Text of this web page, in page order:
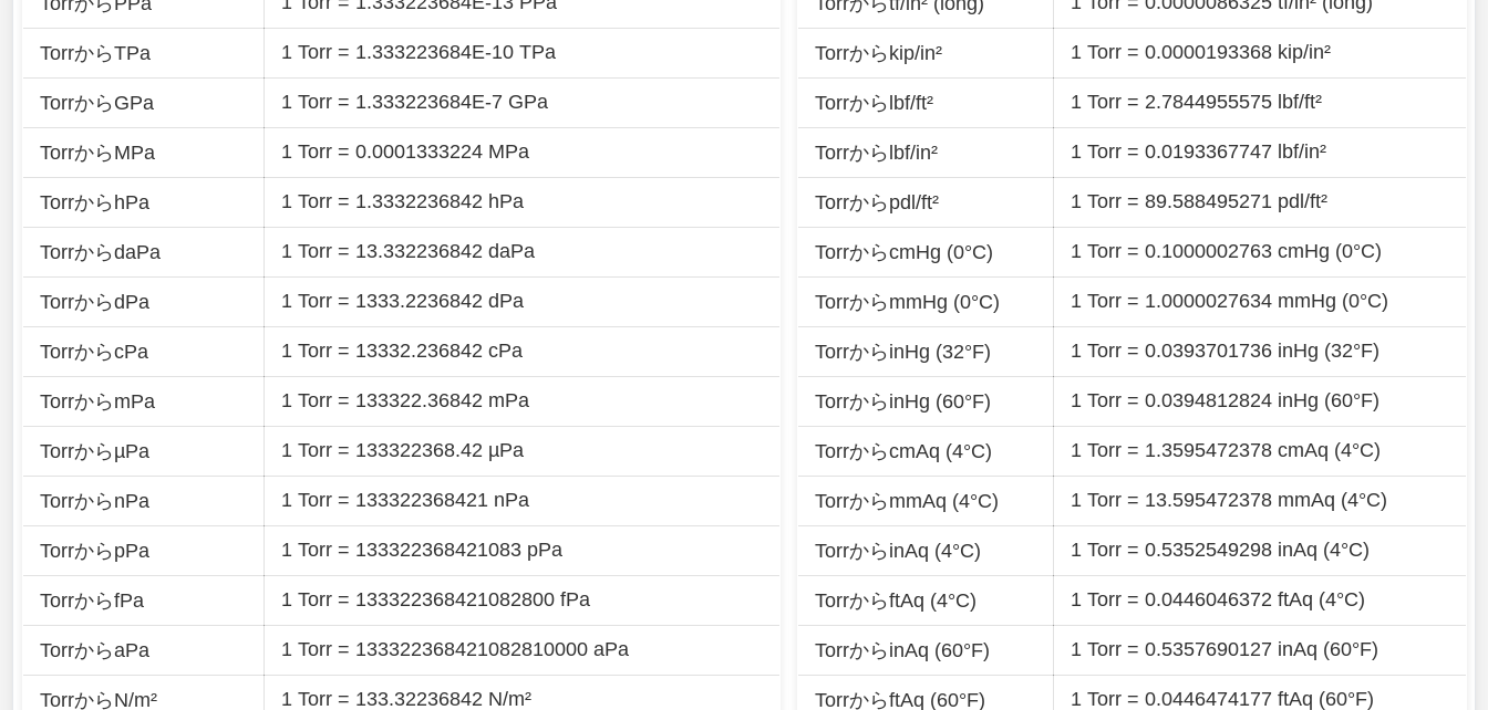
TorrからTPa 1 Torr = 1.333223684E-10 TPa
TorrからGPa 1 Torr = 1.333223684E-7 GPa
TorrからMPa 1 Torr = 0.0001333224 MPa
TorrからhPa 1 Torr = 1.3332236842 hPa
TorrからdaPa 1 Torr = 13.332236842 daPa
TorrからdPa 1 Torr = 1333.2236842 dPa
TorrからcPa 1 Torr = 13332.236842 cPa
TorrからmPa 1 Torr = 133322.36842 mPa
TorrからµPa 1 Torr = 133322368.42 µPa
TorrからnPa 1 Torr = 133322368421 nPa
TorrからpPa 1 Torr = 133322368421083 pPa
TorrからfPa 1 Torr = 133322368421082800 fPa
TorrからaPa 1 Torr = 133322368421082810000 aPa
TorrからN/m² 1 Torr = 133.32236842 N/m²
Torrからkip/in² 1 Torr = 0.0000193368 kip/in²
Torrからlbf/ft² 1 Torr = 2.7844955575 lbf/ft²
Torrからlbf/in² 1 Torr = 0.0193367747 lbf/in²
Torrからpdl/ft² 1 Torr = 89.588495271 pdl/ft²
TorrからcmHg (0°C) 1 Torr = 0.1000002763 cmHg (0°C)
TorrからmmHg (0°C) 1 Torr = 1.0000027634 mmHg (0°C)
TorrからinHg (32°F) 1 Torr = 0.0393701736 inHg (32°F)
TorrからinHg (60°F) 1 Torr = 0.0394812824 inHg (60°F)
TorrからcmAq (4°C) 1 Torr = 1.3595472378 cmAq (4°C)
TorrからmmAq (4°C) 1 Torr = 13.595472378 mmAq (4°C)
TorrからinAq (4°C) 1 Torr = 0.5352549298 inAq (4°C)
TorrからftAq (4°C) 1 Torr = 0.0446046372 ftAq (4°C)
TorrからinAq (60°F) 1 Torr = 0.5357690127 inAq (60°F)
TorrからftAq (60°F) 1 Torr = 0.0446474177 ftAq (60°F)